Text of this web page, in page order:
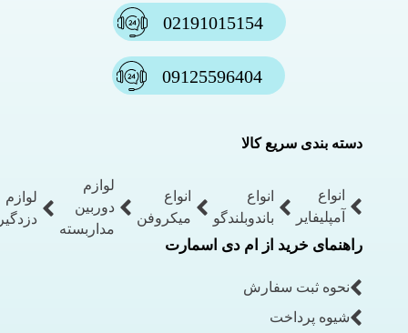
02191015154
09125596404
دسته بندی سریع کالا
انواع
آمپلیفایر
انواع
باندوبلندگو
انواع
میکروفن
لوازم
دوربین
مداربسته
لوازم
دزدگیر
راهنمای خرید از ام دی اسمارت
نحوه ثبت سفارش
شیوه پرداخت